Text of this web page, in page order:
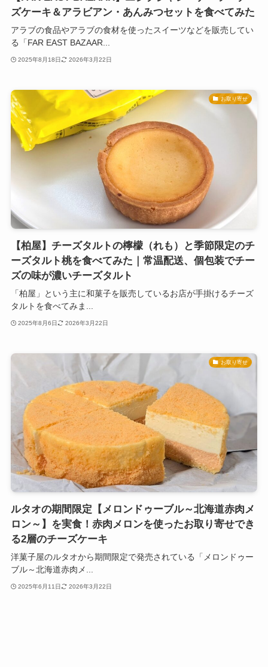
ズケーキ＆アラビアン・あんみつセットを食べてみた
アラブの食品やアラブの食材を使ったスイーツなどを販売してい
る「FAR EAST BAZAAR...
2025年8月18日 2026年3月22日
お取り寄せ
【柏屋】チーズタルトの檸檬（れも）と季節限定のチ
ーズタルト桃を食べてみた｜常温配送、個包装でチー
ズの味が濃いチーズタルト
「柏屋」という主に和菓子を販売しているお店が手掛けるチーズ
タルトを食べてみま...
2025年8月6日 2026年3月22日
お取り寄せ
ルタオの期間限定【メロンドゥーブル～北海道赤肉メ
ロン～】を実食！赤肉メロンを使ったお取り寄せでき
る2層のチーズケーキ
洋菓子屋のルタオから期間限定で発売されている「メロンドゥー
ブル～北海道赤肉メ...
2025年6月11日 2026年3月22日